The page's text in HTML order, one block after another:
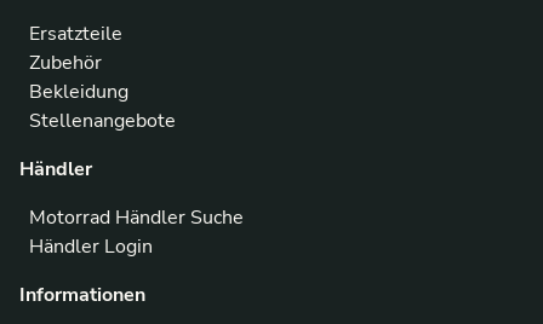
Ersatzteile
Zubehör
Bekleidung
Stellenangebote
Händler
Motorrad Händler Suche
Händler Login
Informationen